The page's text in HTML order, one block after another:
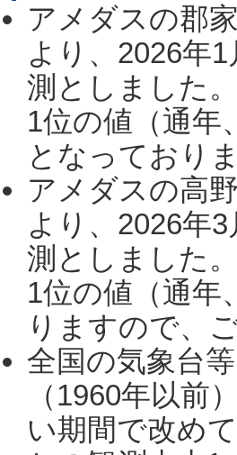
アメダスの郡
より、2026年
測としました
1位の値（通年
となっており
アメダスの高
より、2026年
測としました
1位の値（通年
りますので、
全国の気象台
（1960年以前
い期間で改め